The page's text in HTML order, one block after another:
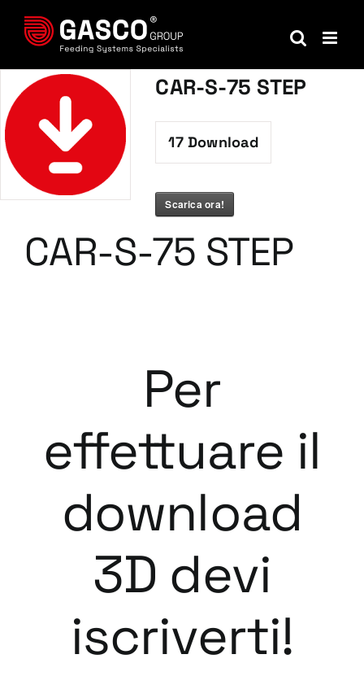
contenuto
CAR-S-75 STEP
17Download
Scarica ora!
CAR-S-75 STEP
Per
effettuare il
download
3D devi
iscriverti!